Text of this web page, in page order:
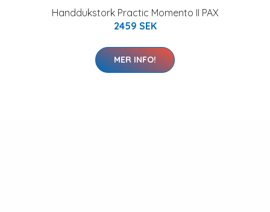
Handdukstork Practic Momento II PAX
2459 SEK
MER INFO!